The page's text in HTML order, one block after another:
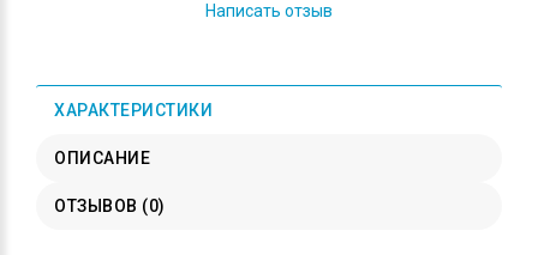
Написать отзыв
ХАРАКТЕРИСТИКИ
ОПИСАНИЕ
ОТЗЫВОВ (0)